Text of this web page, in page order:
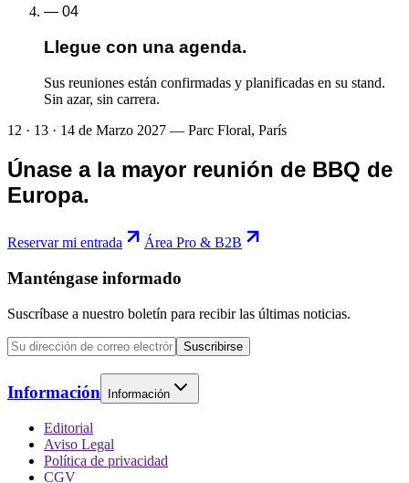
— 04
Llegue con una agenda.
Sus reuniones están confirmadas y planificadas en su stand.
Sin azar, sin carrera.
12 · 13 · 14 de Marzo 2027 — Parc Floral, París
Únase a la mayor reunión de BBQ de
Europa.
Reservar mi entrada Área Pro & B2B
Manténgase informado
Suscríbase a nuestro boletín para recibir las últimas noticias.
Suscribirse
Información Información
Editorial
Aviso Legal
Política de privacidad
CGV